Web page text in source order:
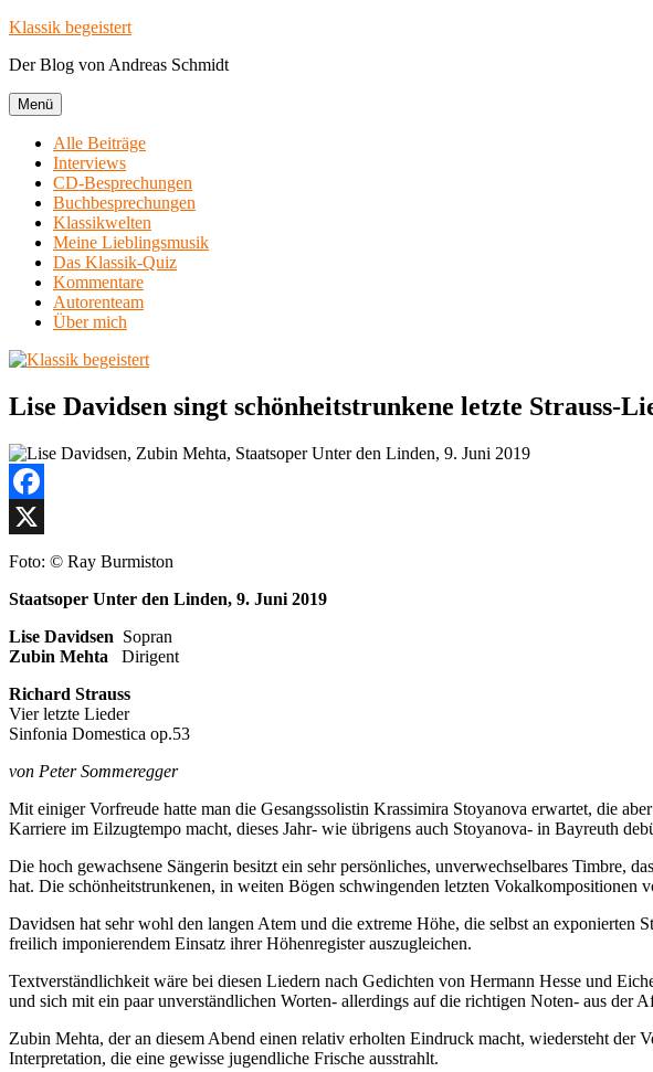
Zum
springen
Klassik begeistert
Der Blog von Andreas Schmidt
Menü
Alle Beiträge
Interviews
CD-Besprechungen
Buchbesprechungen
Klassikwelten
Meine Lieblingsmusik
Das Klassik-Quiz
Kommentare
Autorenteam
Über mich
Lise Davidsen singt schönheitstrunkene letzte Strauss-
Facebook
X
Foto: © Ray Burmiston
Staatsoper Unter den Linden, 9. Juni 2019
Lise Davidsen Sopran
Zubin Mehta Dirigent
Richard Strauss
Vier letzte Lieder
Sinfonia Domestica op.53
von Peter Sommeregger
Mit einiger Vorfreude hatte man die Gesangssolistin Krassimira Stoyanova erwartet, die
Karriere im Eilzugtempo macht, dieses Jahr- wie übrigens auch Stoyanova- in Bayreuth
Die hoch gewachsene Sängerin besitzt ein sehr persönliches, unverwechselbares Timbre,
hat. Die schönheitstrunkenen, in weiten Bögen schwingenden letzten Vokalkompositionen
Davidsen hat sehr wohl den langen Atem und die extreme Höhe, die selbst an
freilich imponierendem Einsatz ihrer Höhenregister auszugleichen.
Textverständlichkeit wäre bei diesen Liedern nach Gedichten von Hermann Hesse und
und sich mit ein paar unverständlichen Worten- allerdings auf die richtigen Noten- aus der
Zubin Mehta, der an diesem Abend einen relativ erholten Eindruck macht, wiedersteht der
Interpretation, die eine gewisse jugendliche Frische ausstrahlt.